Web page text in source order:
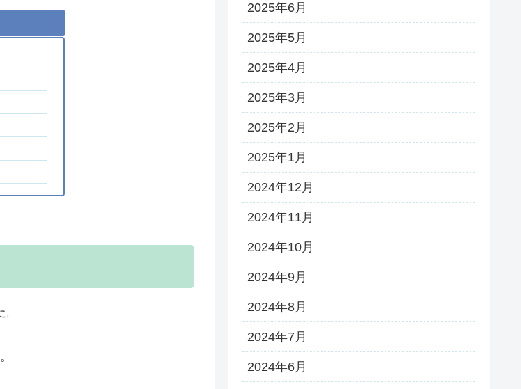
2025年6月
2025年5月
2025年4月
2025年3月
2025年2月
2025年1月
2024年12月
2024年11月
2024年10月
2024年9月
2024年8月
2024年7月
2024年6月